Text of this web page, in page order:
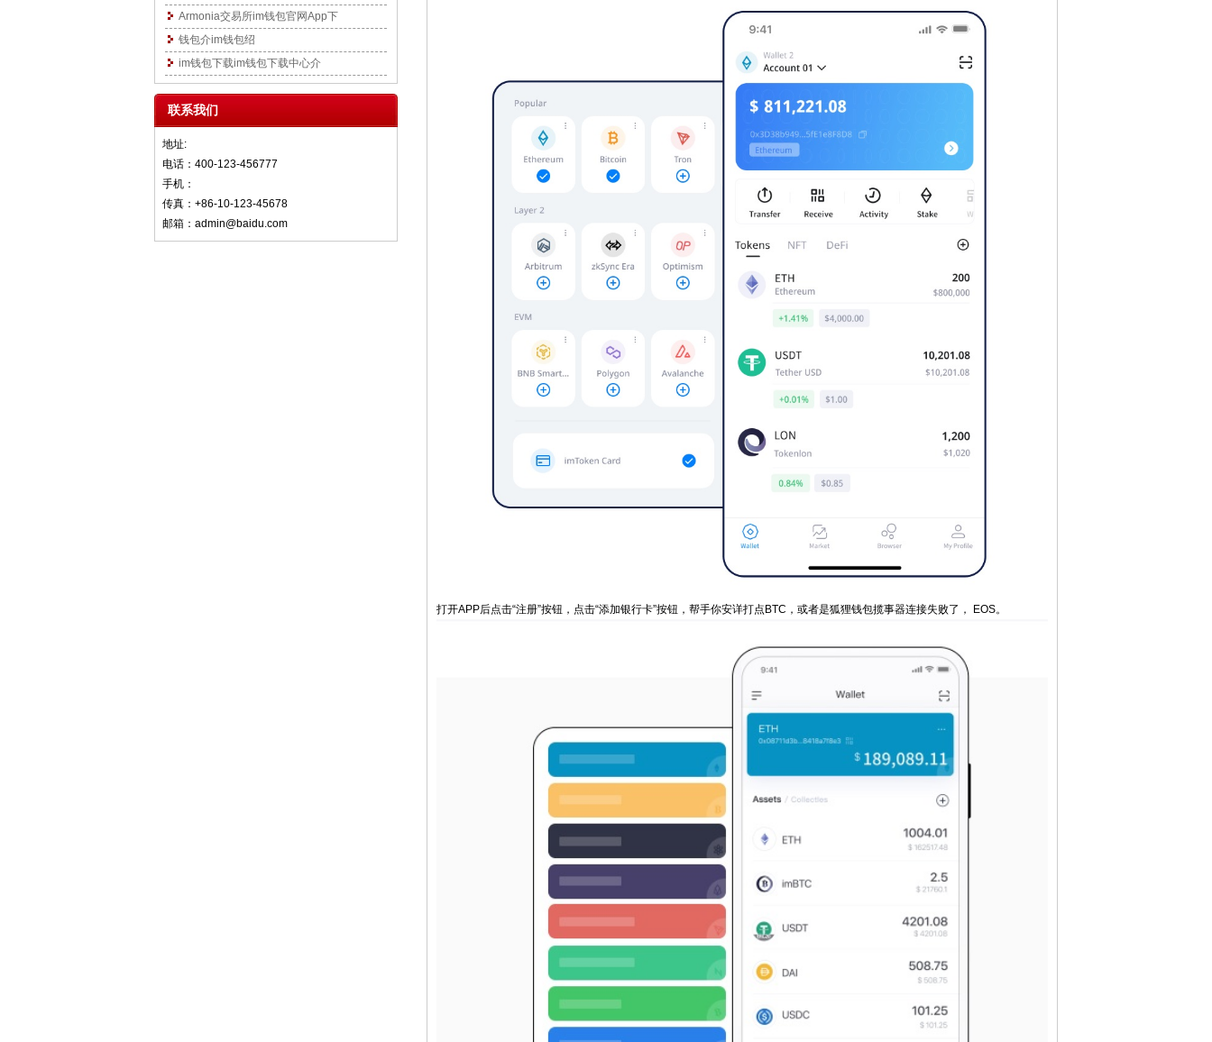
Armonia交易所im钱包官网App下
钱包介im钱包绍
im钱包下载im钱包下载中心介
联系我们
地址:
电话：400-123-456777
手机：
传真：+86-10-123-45678
邮箱：admin@baidu.com
打开APP后点击“注册”按钮，点击“添加银行卡”按钮，帮手你安详打点BTC，或者是狐狸钱包揽事器连接失败了， EOS。